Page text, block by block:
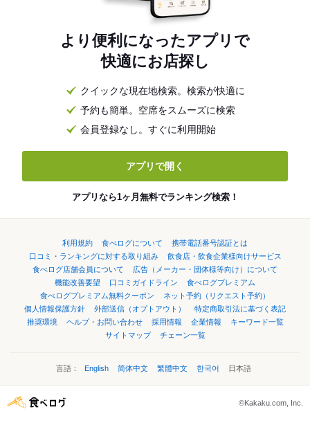
より便利になったアプリで
快適にお店探し
クイックな現在地検索。検索が快適に
予約も簡単。空席をスムーズに検索
会員登録なし。すぐに利用開始
アプリで開く
アプリなら1ヶ月無料でランキング検索！
利用規約 食べログについて
携帯電話番号認証とは
口コミ・ランキングに対する取り組み
飲食店・飲食企業様向けサービス
食べログ店舗会員について
広告（メーカー・団体様等向け）について
機能改善要望
口コミガイドライン
食べログプレミアム
食べログプレミアム無料クーポン
ネット予約（リクエスト予約）
個人情報保護方針
外部送信（オプトアウト）
特定商取引法に基づく表記
推奨環境
ヘルプ・お問い合わせ 採用情報 企業情報
キーワード一覧
サイトマップ
チェーン一覧
言語： English 简体中文 繁體中文 한국어 日本語
©Kakaku.com, Inc.